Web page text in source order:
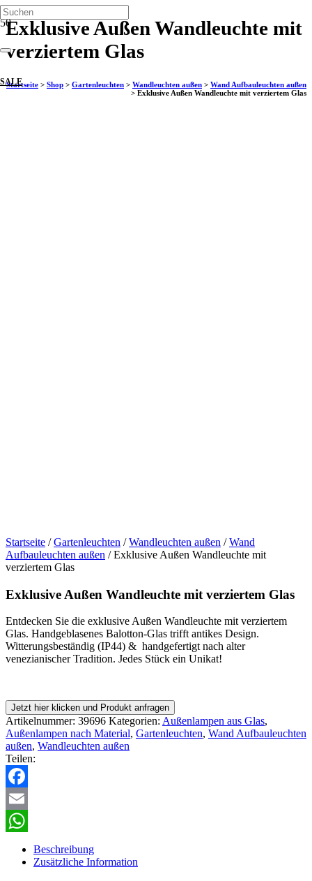
SALE
Exklusive Außen Wandleuchte mit
verziertem Glas
Startseite > Shop > Gartenleuchten > Wandleuchten außen > Wand Aufbauleuchten außen
> Exklusive Außen Wandleuchte mit verziertem Glas
Startseite /Gartenleuchten /Wandleuchten außen /Wand
Aufbauleuchten außen / Exklusive Außen Wandleuchte mit
verziertem Glas
Exklusive Außen Wandleuchte mit verziertem Glas
Entdecken Sie die exklusive Außen Wandleuchte mit verziertem
Glas. Handgeblasenes Balotton-Glas trifft antikes Design.
Witterungsbeständig (IP44) & handgefertigt nach alter
venezianischer Tradition. Jedes Stück ein Unikat!
Jetzt hier klicken und Produkt anfragen
Artikelnummer: 39696 Kategorien: Außenlampen aus Glas,
Außenlampen nach Material, Gartenleuchten, Wand Aufbauleuchten
außen, Wandleuchten außen
Teilen:
Facebook
Email
WhatsApp
Beschreibung
Zusätzliche Information